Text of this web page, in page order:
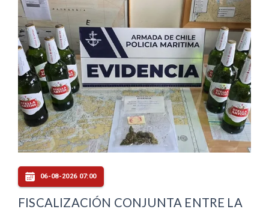
06-08-2026 07:00
FISCALIZACIÓN CONJUNTA ENTRE LA